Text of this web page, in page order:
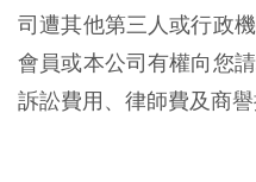
司遭其他第三人或行政
會員或本公司有權向您
訴訟費用、律師費及商譽